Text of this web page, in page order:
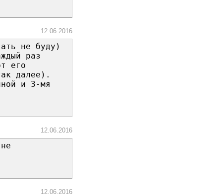
12.06.2016
не буду)
раз
его
далее).
и 3-мя
12.06.2016
12.06.2016